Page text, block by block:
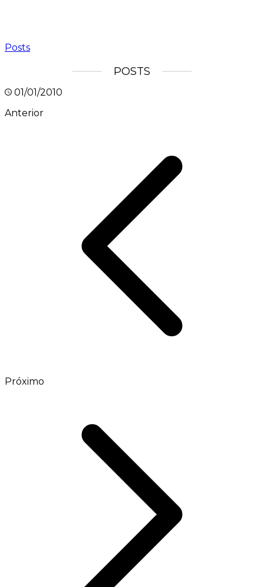
Posts
POSTS
01/01/2010
Anterior
Próximo